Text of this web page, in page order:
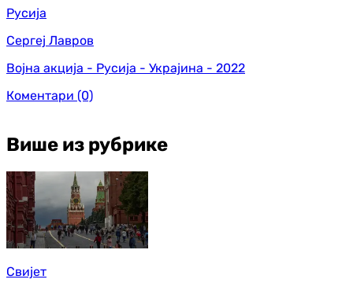
Русија
Сергеј Лавров
Војна акција - Русија - Украјина - 2022
Коментари (0)
Више из рубрике
Свијет